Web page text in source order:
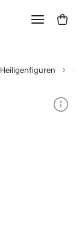
Heiligenfiguren